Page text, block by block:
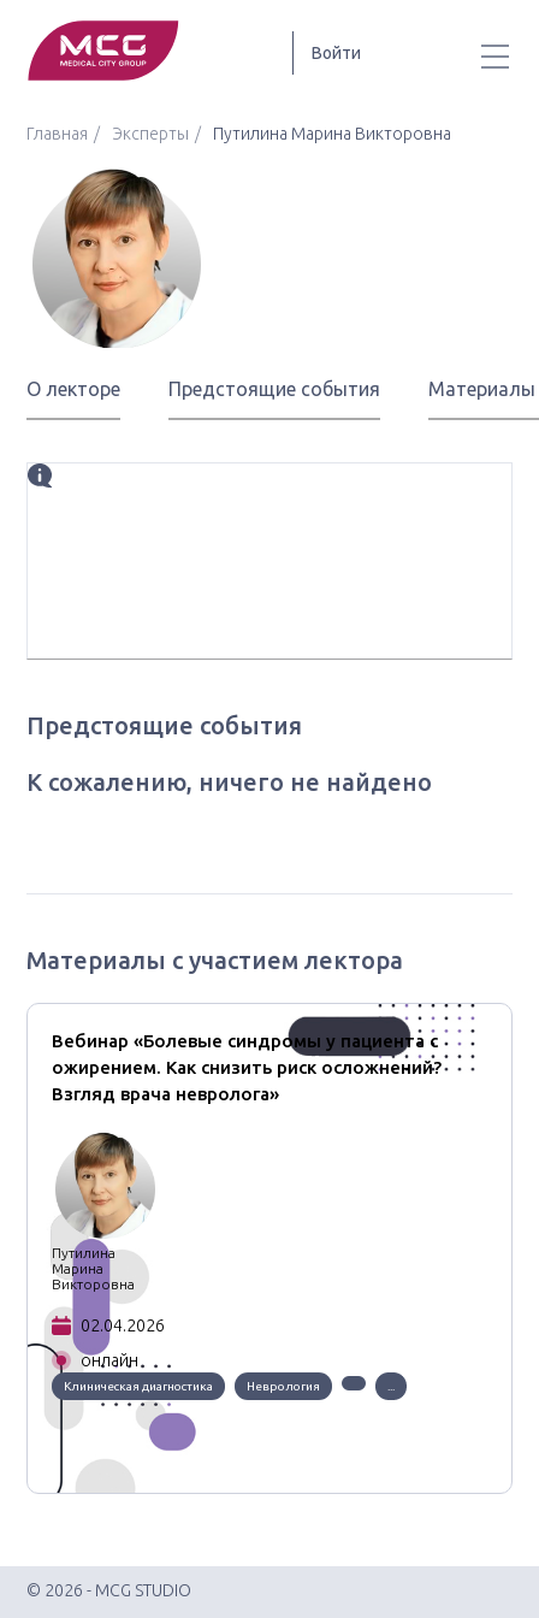
Войти
Главная Эксперты Путилина Марина Викторовна
О лекторе Предстоящие события Материалы
Предстоящие события
К сожалению, ничего не найдено
Материалы с участием лектора
Вебинар «Болевые синдромы у пациента с
ожирением. Как снизить риск осложнений?
Взгляд врача невролога»
Путилина
Марина
Викторовна
02.04.2026
онлайн
Клиническая диагностика Неврология
© 2026 - MCG STUDIO